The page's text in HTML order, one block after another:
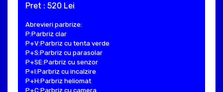
Pret : 520 Lei
Abrevieri parbrize:
P:Parbriz clar
P+V:Parbriz cu tenta verde
P+S:Parbriz cu parasolar
P+SE:Parbriz cu senzor
P+I:Parbriz cu incalzire
P+H:Parbriz heliomat
P+C:Parbriz cu camera